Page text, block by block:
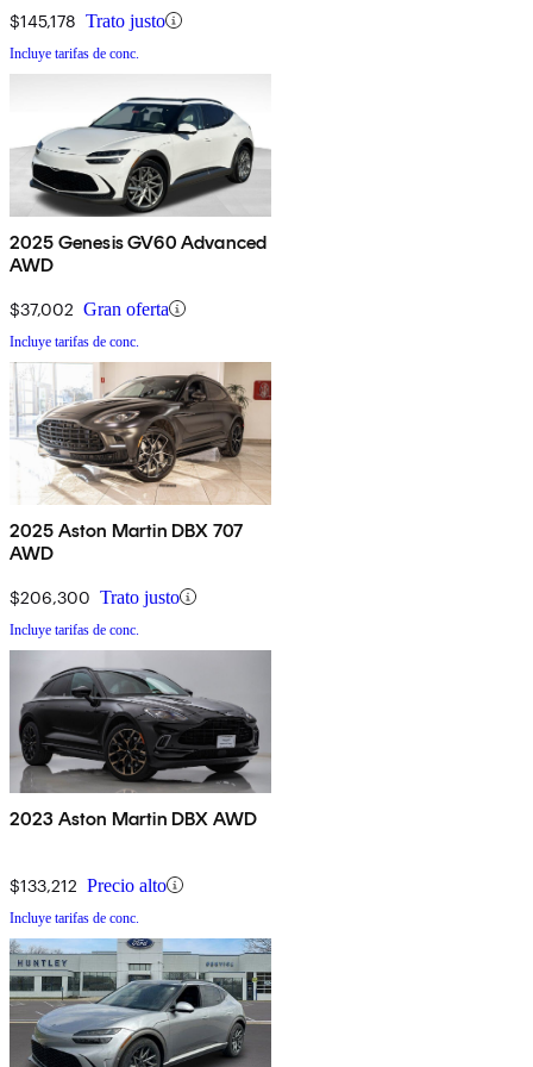
$145,178 Trato justo
Incluye tarifas de conc.
2025 Genesis GV60 Advanced
AWD
$37,002 Gran oferta
Incluye tarifas de conc.
2025 Aston Martin DBX 707
AWD
$206,300 Trato justo
Incluye tarifas de conc.
2023 Aston Martin DBX AWD
$133,212 Precio alto
Incluye tarifas de conc.